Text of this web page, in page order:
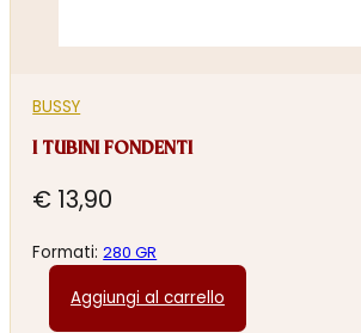
BUSSY
I TUBINI FONDENTI
€ 13,90
Formati:280 GR
Aggiungi al carrello